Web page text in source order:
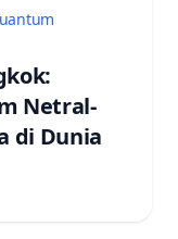
1: World’s First
Netral-
di Dunia